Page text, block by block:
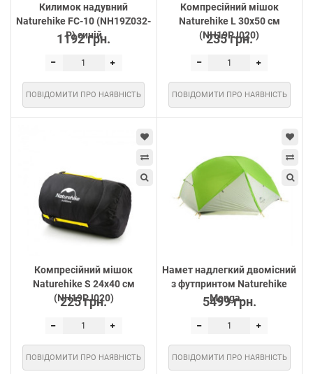
Килимок надувний
Naturehike FC-10 (NH19Z032-
P) синій
1192 грн.
ПОВІДОМИТИ ПРО НАЯВНІСТЬ
Компресійний мішок
Naturehike L 30х50 см
(NH19PJ020)
235 грн.
ПОВІДОМИТИ ПРО НАЯВНІСТЬ
Компресійний мішок
Naturehike S 24х40 см
(NH19PJ020)
225 грн.
ПОВІДОМИТИ ПРО НАЯВНІСТЬ
Намет надлегкий двомісний
з футпринтом Naturehike
Monga...
5499 грн.
ПОВІДОМИТИ ПРО НАЯВНІСТЬ